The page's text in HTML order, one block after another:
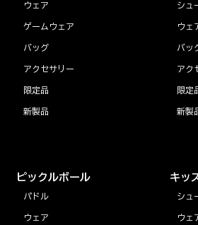
ウェア
ゲームウェア
バッグ
アクセサリー
限定品
新製品
シュ
ウェ
バッ
アク
限定
新製
ピックルボール
パドル
ウェア
キッ
シュ
ウェ